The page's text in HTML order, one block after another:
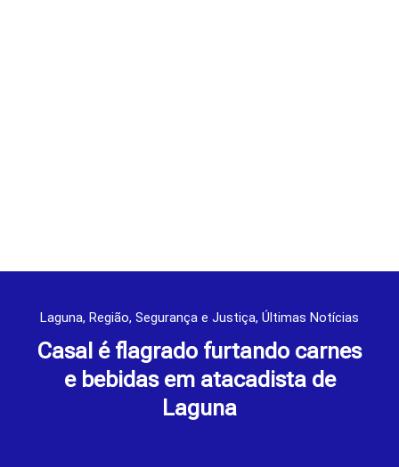
Laguna, Região, Segurança e Justiça, Últimas Notícias
Casal é flagrado furtando carnes
e bebidas em atacadista de
Laguna